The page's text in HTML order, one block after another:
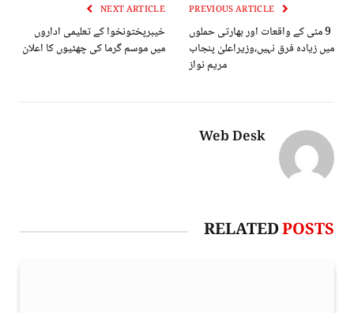
9 مئی کے واقعات اور بھارتی حملوں
میں زیادہ فرق نہیں،وزیراعلیٰ پنجاب
مریم نواز
NEXT ARTICLE
خیبرپختونخوا کے تعلیمی اداروں
میں موسم گرما کی چھٹیوں کا اعلان
Web Desk
RELATEDPOSTS